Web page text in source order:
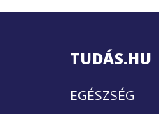
TUDÁS.HU
EGÉSZSÉG